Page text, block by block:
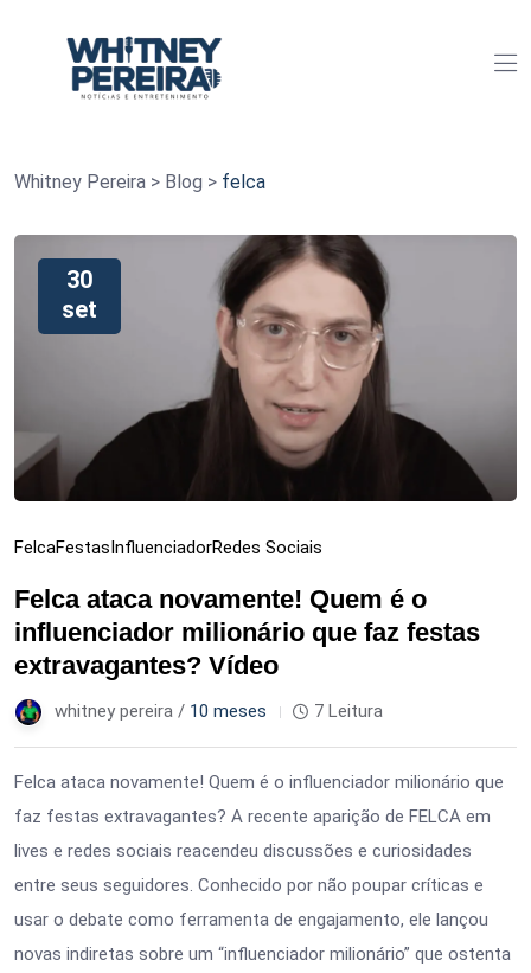
Whitney Pereira > Blog > felca
30
set
FelcaFestasInfluenciadorRedes Sociais
Felca ataca novamente! Quem é o
influenciador milionário que faz festas
extravagantes? Vídeo
whitney pereira / 10 meses 7 Leitura
Felca ataca novamente! Quem é o influenciador milionário que
faz festas extravagantes? A recente aparição de FELCA em
lives e redes sociais reacendeu discussões e curiosidades
entre seus seguidores. Conhecido por não poupar críticas e
usar o debate como ferramenta de engajamento, ele lançou
novas indiretas sobre um “influenciador milionário” que ostenta